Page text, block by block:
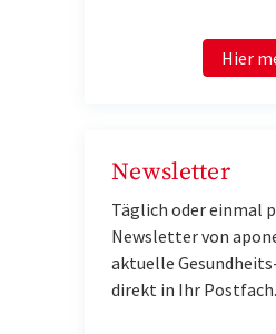
Hier
Newsletter
Täglich oder einmal
Newsletter von
aktuelle
direkt in Ihr Postfach.